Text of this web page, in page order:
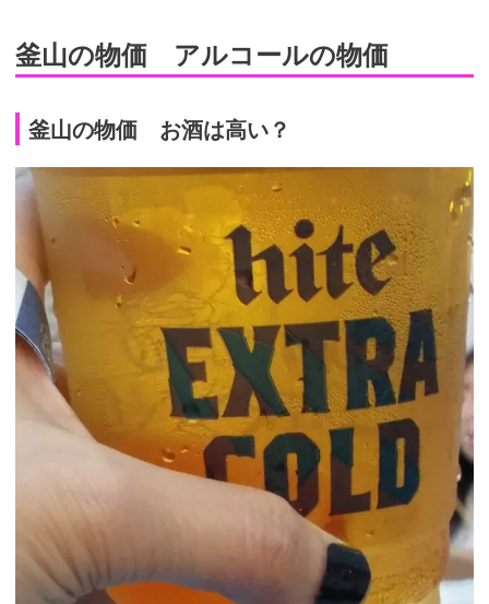
釜山の物価 アルコールの物価
釜山の物価 お酒は高い？